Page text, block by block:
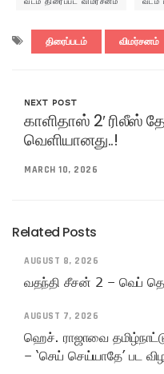
திரைப்படம் விமர்சனம்
NEXT POST
காளிதாஸ் 2′ ரிலீஸ்
வெளியானது..!
MARCH 10, 2026
Related Posts
AUGUST 8, 2026
வதந்தி சீசன் 2 – வெப்
AUGUST 7, 2026
ஹெச். ராஜாவை
– ‘செய் செய்யாதே’ பட